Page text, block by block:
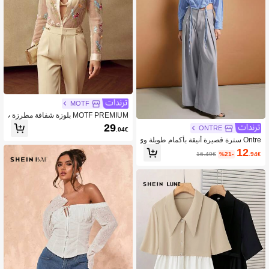
ONTRE
Ontre سترة قصيرة أنيقة بأكمام طويلة وي
اقة بوفي وكتفين منسدلة بقصة مخططة،
تصميم عصري بسيط ومناسب للتنقل الح
12.94€
%21-
16.49€
MOTF
MOTF PREMIUM بلوزة شفافة مطرزة ب
الزهور29.04€